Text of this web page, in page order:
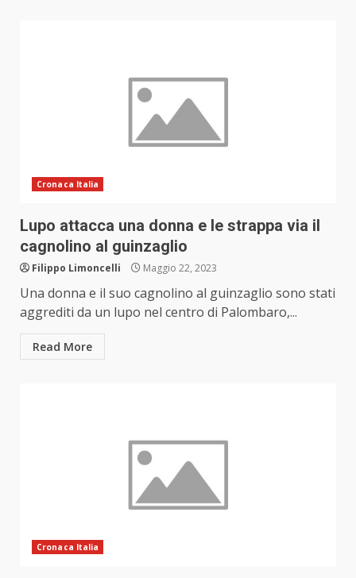
Cronaca Italia
Lupo attacca una donna e le strappa via il
cagnolino al guinzaglio
Filippo Limoncelli Maggio 22, 2023
Una donna e il suo cagnolino al guinzaglio sono stati
aggrediti da un lupo nel centro di Palombaro,...
Read More
Cronaca Italia